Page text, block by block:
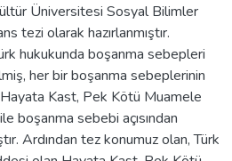
Üniversitesi Sosyal Bilimler
tezi olarak hazırlanmıştır.
hukukunda boşanma sebepleri
her bir boşanma sebeplerinin
Hayata Kast, Pek Kötü Muamele
boşanma sebebi açısından
Ardından tez konumuz olan, Türk